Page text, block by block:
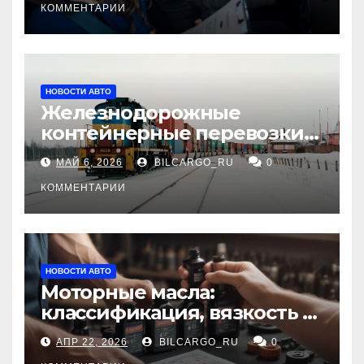
КОММЕНТАРИИ
НОВОСТИ АВТО
Железнодорожные
контейнерные перевозки
из Китая в Россию:
маршруты, сроки и
требования
МАЙ 6, 2026 BILCARGO_RU 0
КОММЕНТАРИИ
НОВОСТИ АВТО
Моторные масла:
классификация, вязкость и
рекомендации по выбору
для различных типов
АПР 22, 2026 BILCARGO_RU 0